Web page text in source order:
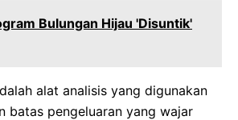
Bulungan Hijau 'Disuntik'
alat analisis yang digunakan
batas pengeluaran yang wajar